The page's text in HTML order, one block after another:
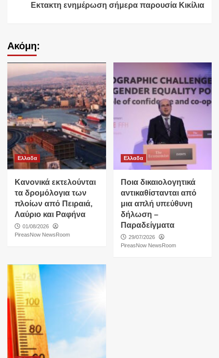
Εκτακτη ενημέρωση σήμερα παρουσία Κικίλια
Ακόμη:
Ελλαδα
Κανονικά εκτελούνται
τα δρομόλογια των
πλοίων από Πειραιά,
Λαύριο και Ραφήνα
01/08/2026
PireasNow NewsRoom
Ελλαδα
Ποια δικαιολογητικά
αντικαθίστανται από
μια απλή υπεύθυνη
δήλωση –
Παραδείγματα
29/07/2026
PireasNow NewsRoom